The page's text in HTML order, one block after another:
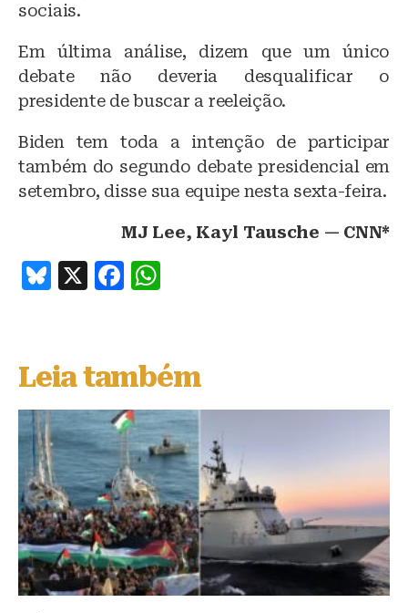
sociais.
Em última análise, dizem que um único
debate não deveria desqualificar o
presidente de buscar a reeleição.
Biden tem toda a intenção de participar
também do segundo debate presidencial em
setembro, disse sua equipe nesta sexta-feira.
MJ Lee, Kayl Tausche — CNN*
B
s
k
y
X
F
e
b
o
o
k
s
A
p
p
Leia também